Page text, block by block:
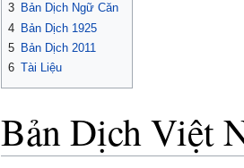
3 Bản Dịch Ngữ Căn
4 Bản Dịch 1925
5 Bản Dịch 2011
6 Tài Liệu
Bản Dịch Việt